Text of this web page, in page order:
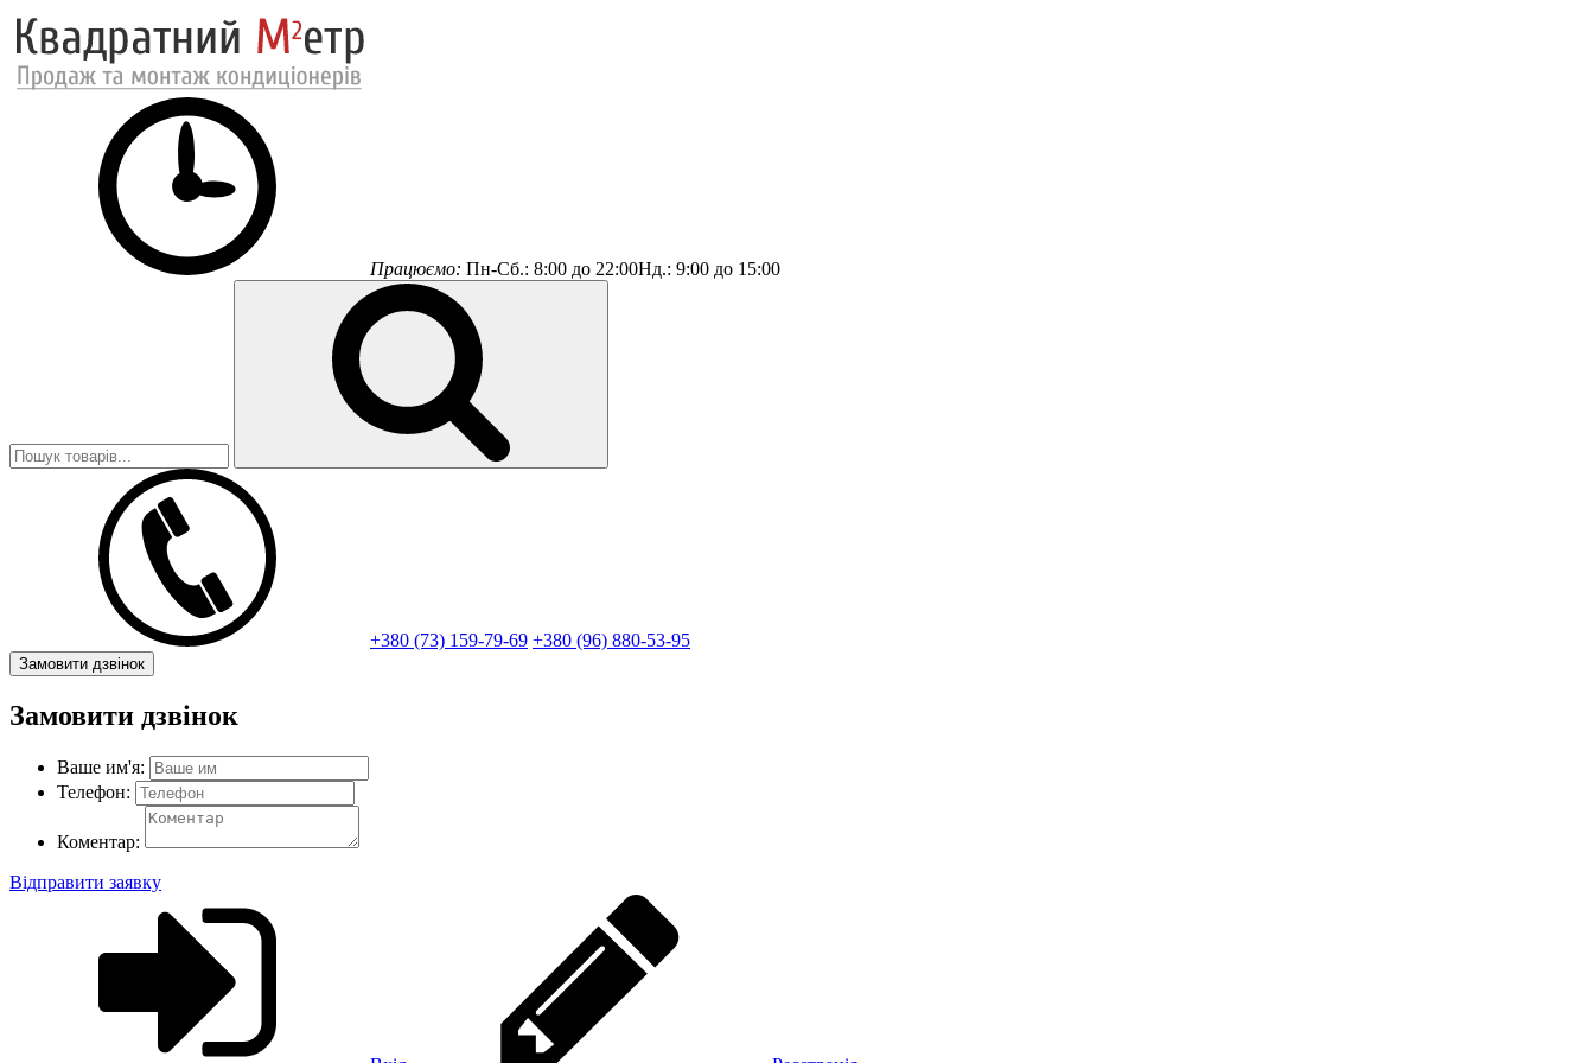
Працюємо: Пн-Сб.: 8:00 до 22:00Нд.: 9:00 до 15:00
+380 (73) 159-79-69 +380 (96) 880-53-95
Замовити дзвінок
Замовити дзвінок
Ваше им'я:
Телефон:
Коментар:
Відправити заявку